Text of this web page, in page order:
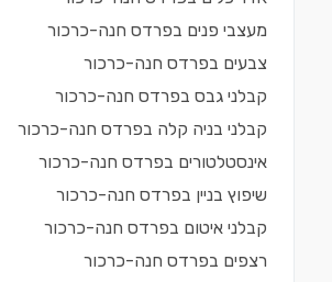
מעצבי פנים בפרדס חנה-כרכור
צבעים בפרדס חנה-כרכור
קבלני גבס בפרדס חנה-כרכור
קבלני בניה קלה בפרדס חנה-כרכור
אינסטלטורים בפרדס חנה-כרכור
שיפוץ בניין בפרדס חנה-כרכור
קבלני איטום בפרדס חנה-כרכור
רצפים בפרדס חנה-כרכור